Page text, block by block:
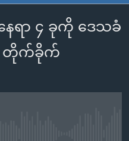
ရာ ၄ ခုကို ဒေသခံ
တိုက်ခိုက်